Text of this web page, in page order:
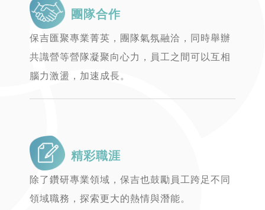
團隊合作
保吉匯聚專業菁英，團隊氣氛融洽，同時舉辦
共識營等營隊凝聚向心力，員工之間可以互相
腦力激盪，加速成長。
精彩職涯
除了鑽研專業領域，保吉也鼓勵員工跨足不同
領域職務，探索更大的熱情與潛能。